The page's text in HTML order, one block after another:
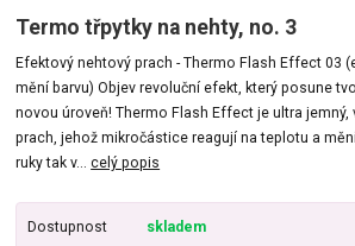
Termo třpytky na nehty, no. 3
Efektový nehtový prach - Thermo Flash Effect 03
mění barvu) Objev revoluční efekt, který posune
novou úroveň! Thermo Flash Effect je ultra
prach, jehož mikročástice reagují na teplotu a
ruky tak v...celý popis
Dostupnost skladem